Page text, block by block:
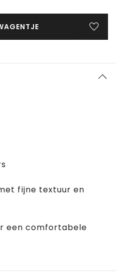
fijne textuur en
een comfortabele